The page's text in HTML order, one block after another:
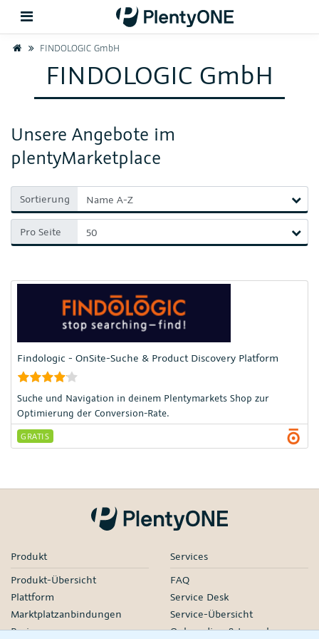
Zurück
Einrichtung
Hardware
HomeFINDOLOGIC GmbH
FINDOLOGIC GmbH
Unsere Angebote im
plentyMarketplace
Sortierung
Pro Seite
Findologic - OnSite-Suche & Product Discovery Platform
Suche und Navigation in deinem Plentymarkets Shop zur
Optimierung der Conversion-Rate.
GRATIS
Produkt
Produkt-Übersicht
Plattform
Marktplatzanbindungen
Preise
Services
FAQ
Service Desk
Service-Übersicht
Onboarding & Launch